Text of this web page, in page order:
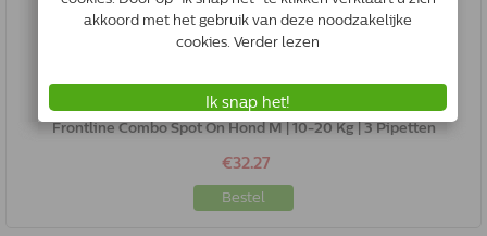
Frontline Combo Spot On Hond M | 10-20 Kg | 3 Pipetten
€32.27
Bestel